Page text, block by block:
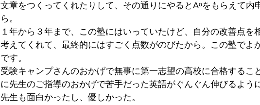
文章をつくってくれたりして、その通りにやるとAᵒをもらえて内
ら。
１年から３年まで、この塾にはいっていたけど、自分の改善点を
考えてくれて、最終的にはすごく点数がのびたから。この塾でよ
です。
受験キャンプさんのおかげで無事に第一志望の高校に合格するこ
に先生のご指導のおかげで苦手だった英語がぐんぐん伸びるよう
先生も面白かったし、優しかった。